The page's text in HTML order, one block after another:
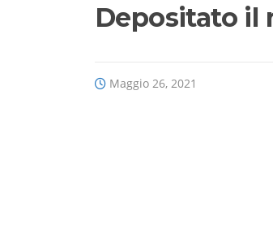
Depositato il
Maggio 26, 2021